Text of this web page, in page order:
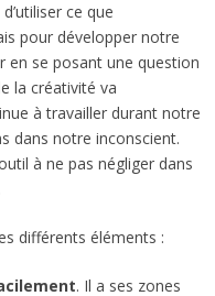
ce que
pour développer notre
en se posant une question
la créativité va
à travailler durant notre
dans notre inconscient.
à ne pas négliger dans
différents éléments :
. Il a ses zones